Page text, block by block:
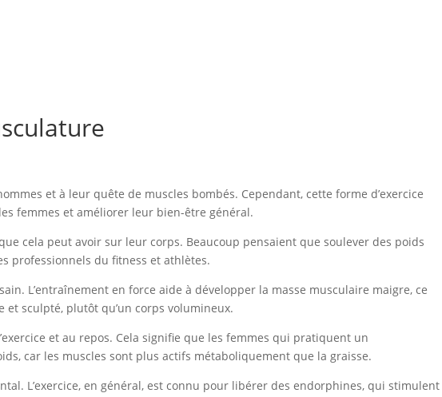
et à leur quête de muscles bombés. Cependant, cette forme d’exercice
femmes et améliorer leur bien-être général.
cela peut avoir sur leur corps. Beaucoup pensaient que soulever des poids
professionnels du fitness et athlètes.
L’entraînement en force aide à développer la masse musculaire maigre, ce
sculpté, plutôt qu’un corps volumineux.
et au repos. Cela signifie que les femmes qui pratiquent un
car les muscles sont plus actifs métaboliquement que la graisse.
L’exercice, en général, est connu pour libérer des endorphines, qui stimulent